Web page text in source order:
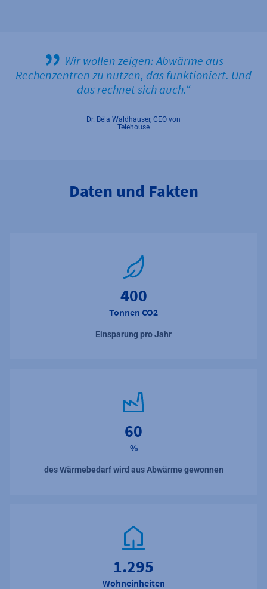
Wir wollen zeigen: Abwärme aus
Rechenzentren zu nutzen, das funktioniert. Und
das rechnet sich auch.
Dr. Béla Waldhauser, CEO von
Telehouse
Daten und Fakten
400
Tonnen CO2
Einsparung pro Jahr
60
%
des Wärmebedarf wird aus Abwärme gewonnen
1.300
Wohneinheiten